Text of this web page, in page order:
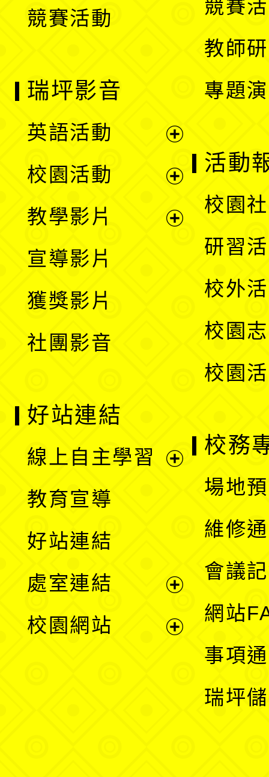
競賽活動
競賽
教師
專題
瑞坪影音
英語活動
選
校園活動
教學影片
宣導影片
獲獎影片
社團影音
活動
校園
研習
校外
校園
校園
好站連結
線上自主學習
單
教育宣導
好站連結
處室連結
校園網站
校務
場地
維修
會議
網站
事項
瑞坪